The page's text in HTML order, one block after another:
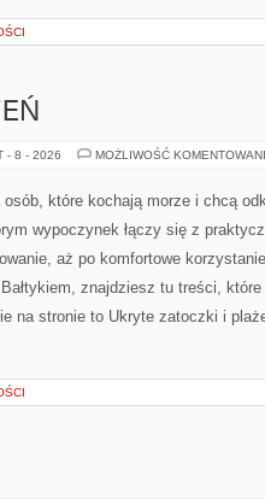
- 8 - 2026 MOŻLIWOŚĆ
które kochają morze i chcą
wypoczynek łączy się z
aż po komfortowe
znajdziesz tu treści,
na stronie to Ukryte zatoczki i